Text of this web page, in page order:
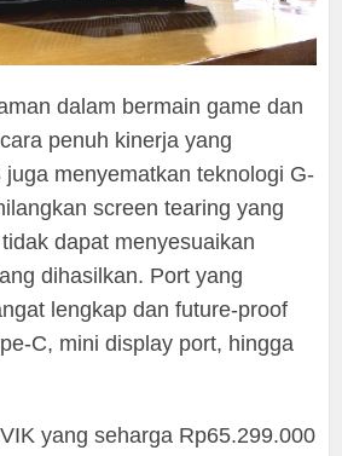
dalam bermain game dan
penuh kinerja yang
menyematkan teknologi G-
screen tearing yang
dapat menyesuaikan
dihasilkan. Port yang
lengkap dan future-proof
C, mini display port, hingga
yang seharga Rp65.299.000